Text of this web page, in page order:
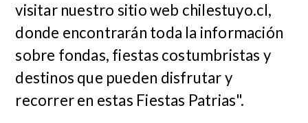
visitar nuestro sitio web chilestuyo.cl,
donde encontrarán toda la información
sobre fondas, fiestas costumbristas y
destinos que pueden disfrutar y
recorrer en estas Fiestas Patrias".